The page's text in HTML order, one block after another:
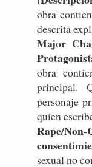
obra
descrita
Major
obra
principal.
personaje
quien
Rape/
sexual no